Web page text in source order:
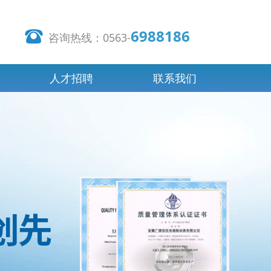
咨询热线：0563-6988186
人才招聘 联系我们
뀰